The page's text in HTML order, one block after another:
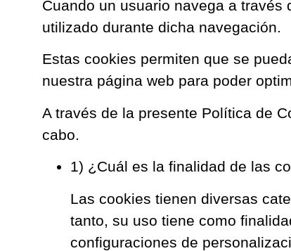
Cuando un usuario navega a través
utilizado durante dicha navegación.
Estas cookies permiten que se
nuestra página web para poder
A través de la presente Política de
cabo.
1) ¿Cuál es la finalidad de las
Las cookies tienen diversas
tanto, su uso tiene como
configuraciones de